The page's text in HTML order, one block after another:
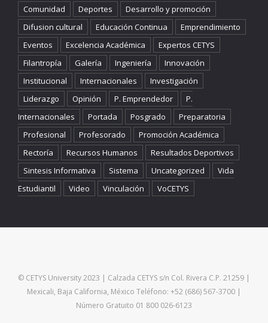
Comunidad
Deportes
Desarrollo y promoción
Difusion cultural
Educación Continua
Emprendimiento
Eventos
Excelencia Académica
Expertos CETYS
Filantropía
Galería Ingeniería
Innovación
Institucional
Internacionales
Investigación
Liderazgo
Opinión P. Emprendedor
P.
Internacionales
Portada Posgrado
Preparatoria
Profesional
Profesorado
Promoción Académica
Rectoría
Recursos Humanos
Resultados Deportivos
Sintesis Informativa
Sistema Uncategorized
Vida
Estudiantil
Video Vinculación VoCETYS
© CETYS University 2023 | Calzada CETYS s/n Col. Rivera C.P. 21259 |
Mexicali, Baja California, México Teléfono: +52 (686) 567-3700 |
Número Gratuito 01 800 026-6123